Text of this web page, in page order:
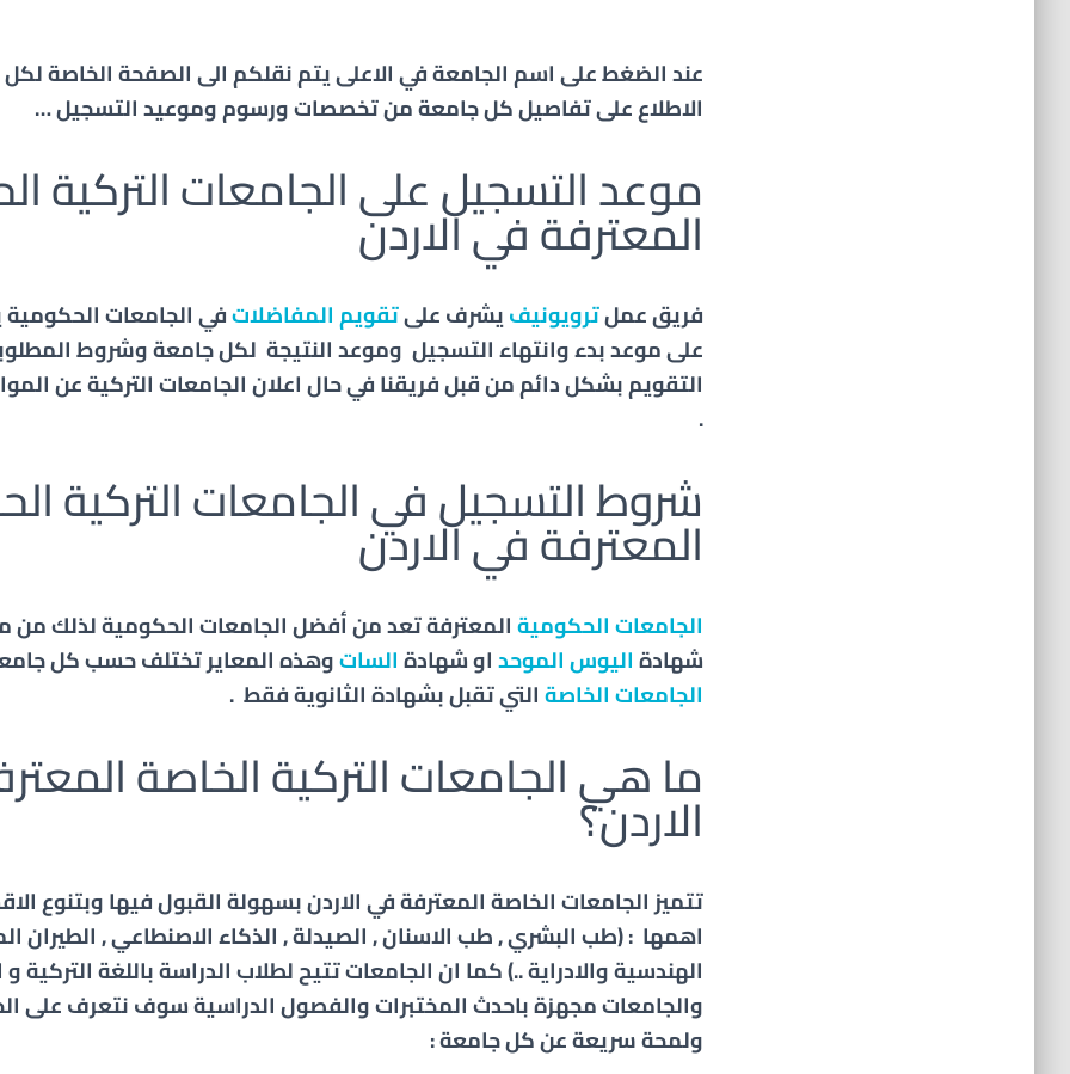
عند الضغط على اسم الجامعة في الاعلى يتم نقلكم الى الصفحة الخاصة
الاطلاع على تفاصيل كل جامعة من تخصصات ورسوم وموعيد التسجيل …
موعد التسجيل على الجامعات التركية
المعترفة في الاردن
فريق عملترويونيفيشرف علىتقويم المفاضلاتفي الجامعات
على موعد بدء وانتهاء التسجيل وموعد النتيجة لكل جامعة وشروط
التقويم بشكل دائم من قبل فريقنا في حال اعلان الجامعات التركية عن
.
شروط التسجيل في الجامعات التركية
المعترفة في الاردن
الجامعات الحكوميةالمعترفة تعد من أفضل الجامعات الحكومية لذلك من
شهادةاليوس الموحداو شهادةالساتوهذه المعاير تختلف حسب كل
الجامعات الخاصةالتي تقبل بشهادة الثانوية فقط .
ما هي الجامعات التركية الخاصة
الاردن؟
تتميز الجامعات الخاصة المعترفة في الاردن بسهولة القبول فيها وبتنوع
اهمها : (طب البشري , طب الاسنان , الصيدلة , الذكاء الاصنطاعي , الطيران
الهندسية والادراية ..) كما ان الجامعات تتيح لطلاب الدراسة باللغة التركية و
والجامعات مجهزة باحدث المختبرات والفصول الدراسية سوف نتعرف على
ولمحة سريعة عن كل جامعة :